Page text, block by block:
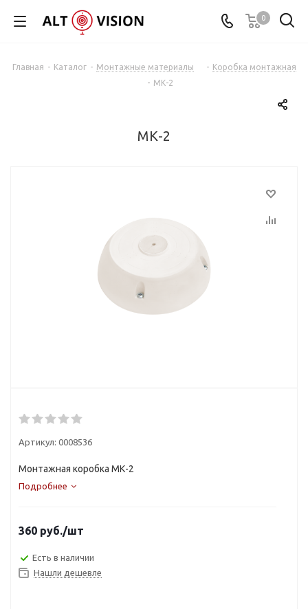
0
Главная - Каталог - Монтажные материалы - Коробка монтажная
- МК-2
МК-2
Артикул: 0008536
Монтажная коробка МК-2
Подробнее
360 руб./шт
Есть в наличии
Нашли дешевле